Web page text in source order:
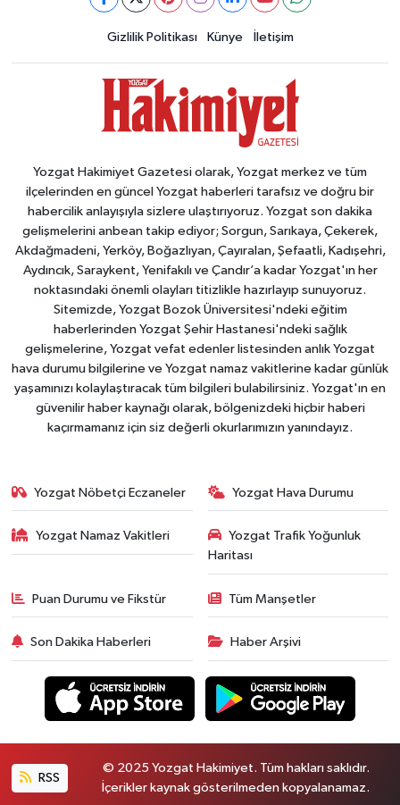
Gizlilik Politikası Künye İletişim
Yozgat Hakimiyet Gazetesi olarak, Yozgat merkez ve tüm
ilçelerinden en güncel Yozgat haberleri tarafsız ve doğru bir
habercilik anlayışıyla sizlere ulaştırıyoruz. Yozgat son dakika
gelişmelerini anbean takip ediyor; Sorgun, Sarıkaya, Çekerek,
Akdağmadeni, Yerköy, Boğazlıyan, Çayıralan, Şefaatli, Kadışehri,
Aydıncık, Saraykent, Yenifakılı ve Çandır’a kadar Yozgat'ın her
noktasındaki önemli olayları titizlikle hazırlayıp sunuyoruz.
Sitemizde, Yozgat Bozok Üniversitesi'ndeki eğitim
haberlerinden Yozgat Şehir Hastanesi'ndeki sağlık
gelişmelerine, Yozgat vefat edenler listesinden anlık Yozgat
hava durumu bilgilerine ve Yozgat namaz vakitlerine kadar günlük
yaşamınızı kolaylaştıracak tüm bilgileri bulabilirsiniz. Yozgat'ın en
güvenilir haber kaynağı olarak, bölgenizdeki hiçbir haberi
kaçırmamanız için siz değerli okurlarımızın yanındayız.
Yozgat Nöbetçi Eczaneler Yozgat Hava Durumu
Yozgat Namaz Vakitleri
Yozgat Trafik Yoğunluk
Haritası
Puan Durumu ve Fikstür Tüm Manşetler
Son Dakika Haberleri Haber Arşivi
RSS
© 2025 Yozgat Hakimiyet. Tüm hakları saklıdır.
İçerikler kaynak gösterilmeden kopyalanamaz.